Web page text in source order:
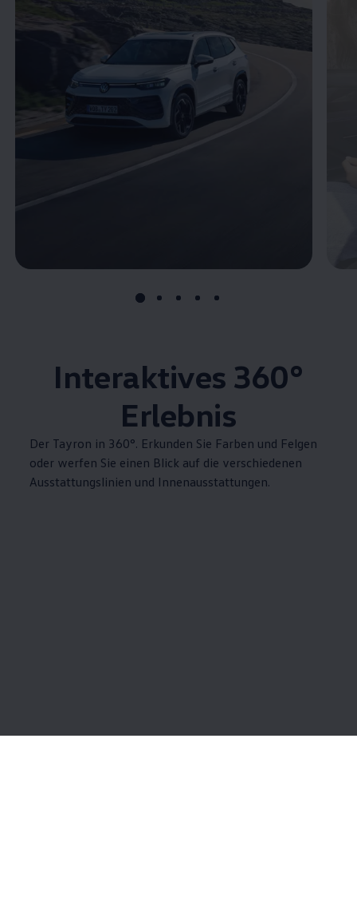
Interaktives 360°
Erlebnis
Der Tayron in 360°. Erkunden Sie Farben und Felgen
oder werfen Sie einen Blick auf die verschiedenen
Ausstattungslinien und Innenausstattungen.